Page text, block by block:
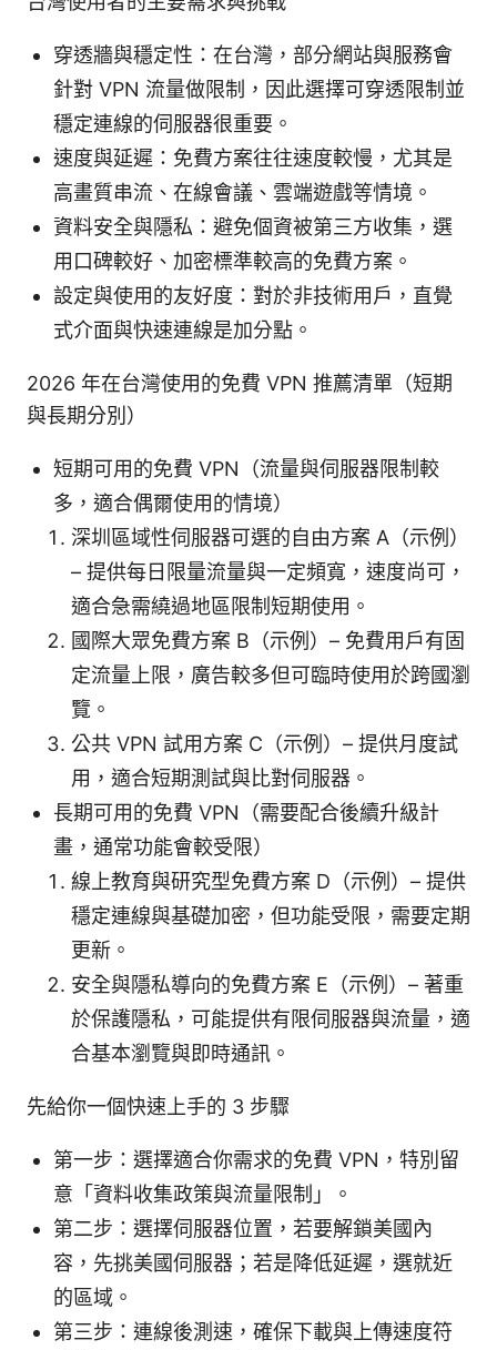
穿透牆與穩定性：在台灣，部分網站與服務會
針對 VPN 流量做限制，因此選擇可穿透限制並
穩定連線的伺服器很重要。
速度與延遲：免費方案往往速度較慢，尤其是
高畫質串流、在線會議、雲端遊戲等情境。
資料安全與隱私：避免個資被第三方收集，選
用口碑較好、加密標準較高的免費方案。
設定與使用的友好度：對於非技術用戶，直覺
式介面與快速連線是加分點。
2026 年在台灣使用的免費 VPN 推薦清單（短期
與長期分別）
短期可用的免費 VPN（流量與伺服器限制較
多，適合偶爾使用的情境）
深圳區域性伺服器可選的自由方案 A（示例）
– 提供每日限量流量與一定頻寬，速度尚可，
適合急需繞過地區限制短期使用。
國際大眾免費方案 B（示例）– 免費用戶有固
定流量上限，廣告較多但可臨時使用於跨國瀏
覽。
公共 VPN 試用方案 C（示例）– 提供月度試
用，適合短期測試與比對伺服器。
長期可用的免費 VPN（需要配合後續升級計
畫，通常功能會較受限）
線上教育與研究型免費方案 D（示例）– 提供
穩定連線與基礎加密，但功能受限，需要定期
更新。
安全與隱私導向的免費方案 E（示例）– 著重
於保護隱私，可能提供有限伺服器與流量，適
合基本瀏覽與即時通訊。
先給你一個快速上手的 3 步驟
第一步：選擇適合你需求的免費 VPN，特別留
意「資料收集政策與流量限制」。
第二步：選擇伺服器位置，若要解鎖美國內
容，先挑美國伺服器；若是降低延遲，選就近
的區域。
第三步：連線後測速，確保下載與上傳速度符